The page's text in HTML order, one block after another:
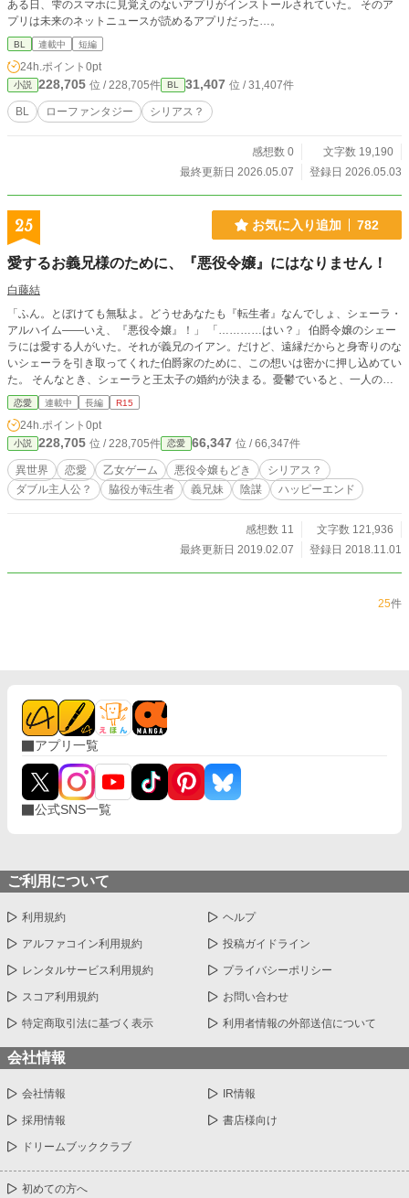
ある日、雫のスマホに見覚えのないアプリがインストールされていた。 そのア
プリは未来のネットニュースが読めるアプリだった…。
BL 連載中 短編
24h.ポイント 0pt
小説 228,705 位 / 228,705件 BL 31,407 位 / 31,407件
BL ローファンタジー シリアス？
感想数 0
文字数 19,190
最終更新日 2026.05.07
登録日 2026.05.03
25 お気に入り追加 782
愛するお義兄様のために、『悪役令嬢』にはなりません！
白藤結
「ふん。とぼけても無駄よ。どうせあなたも『転生者』なんでしょ、シェーラ・
アルハイム――いえ、『悪役令嬢』！」 「…………はい？」 伯爵令嬢のシェー
ラには愛する人がいた。それが義兄のイアン。だけど、遠縁だからと身寄りのな
いシェーラを引き取ってくれた伯爵家のために、この想いは密かに押し込めてい
た。 そんなとき、シェーラと王太子の婚約が決まる。憂鬱でいると、一人の少
女がシェーラの前に現れた。彼女曰く、この世界は『乙女ゲーム』の世界で、シ
ェーラはその中の『悪役令嬢』で。しかも少女はイアンと結婚したくて――!?
さらに王太子も何かを企んでいるようで……？ ※小説家になろうでも公開中。
※恋愛小説大賞にエントリー中です。 ※番外編始めました。その後、第二部を
始める予定ですが、まだ確定ではありません、すみません。
恋愛 連載中 長編 R15
24h.ポイント 0pt
小説 228,705 位 / 228,705件 恋愛 66,347 位 / 66,347件
異世界 恋愛 乙女ゲーム 悪役令嬢もどき
シリアス？
ダブル主人公？
脇役が転生者 義兄妹 陰謀 ハッピーエンド
感想数 11
文字数 121,936
最終更新日 2019.02.07
登録日 2018.11.01
25件
アプリ一覧
公式SNS一覧
ご利用について
利用規約 ヘルプ
アルファコイン利用規約 投稿ガイドライン
レンタルサービス利用規約 プライバシーポリシー
スコア利用規約 お問い合わせ
特定商取引法に基づく表示 利用者情報の外部送信について
会社情報
会社情報 IR情報
採用情報 書店様向け
ドリームブッククラブ
初めての方へ